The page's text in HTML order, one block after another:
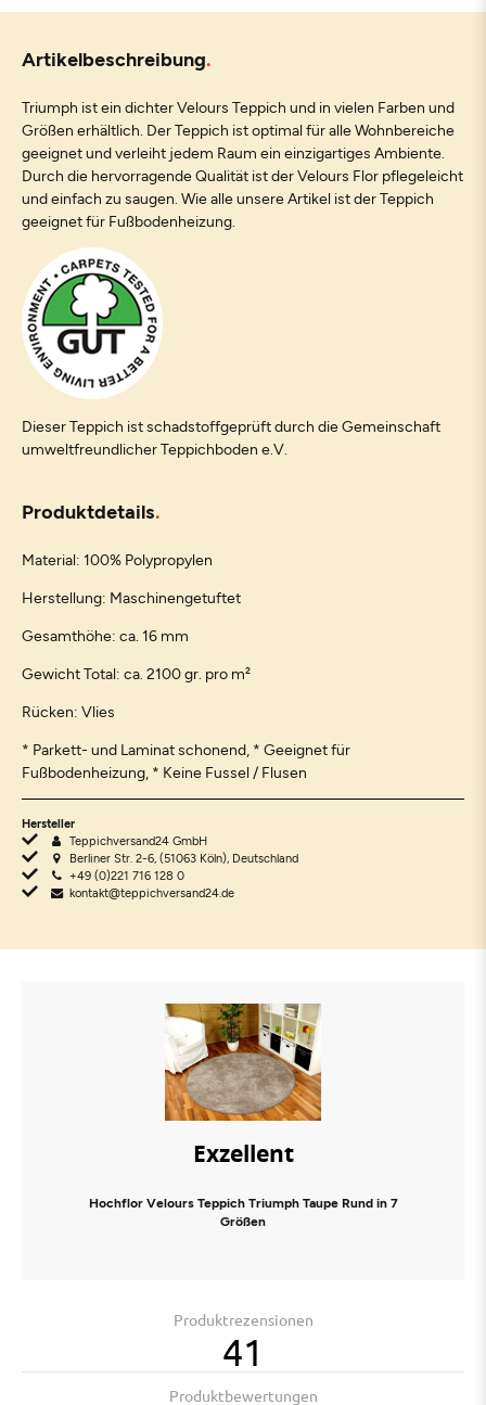
Artikelbeschreibung
Triumph ist ein dichter Velours Teppich und in vielen Farben und
Größen erhältlich. Der Teppich ist optimal für alle Wohnbereiche
geeignet und verleiht jedem Raum ein einzigartiges Ambiente.
Durch die hervorragende Qualität ist der Velours Flor pflegeleicht
und einfach zu saugen. Wie alle unsere Artikel ist der Teppich
geeignet für Fußbodenheizung.
Dieser Teppich ist schadstoffgeprüft durch die Gemeinschaft
umweltfreundlicher Teppichboden e.V.
Produktdetails
Material: 100% Polypropylen
Herstellung: Maschinengetuftet
Gesamthöhe: ca. 16 mm
Gewicht Total: ca. 2100 gr. pro m²
Rücken: Vlies
* Parkett- und Laminat schonend, * Geeignet für
Fußbodenheizung, * Keine Fussel / Flusen
Hersteller
Teppichversand24 GmbH
Berliner Str. 2-6, (51063 Köln), Deutschland
+49 (0)221 716 128 0
kontakt@teppichversand24.de
Exzellent
Hochflor Velours Teppich Triumph Taupe Rund in 7
Größen
Produktrezensionen
41
Produktbewertungen